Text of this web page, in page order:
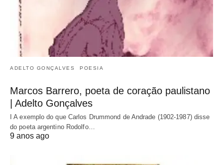
ADELTO GONÇALVES POESIA
Marcos Barrero, poeta de coração paulistano
| Adelto Gonçalves
I A exemplo do que Carlos Drummond de Andrade (1902-1987) disse
do poeta argentino Rodolfo…
9 anos ago